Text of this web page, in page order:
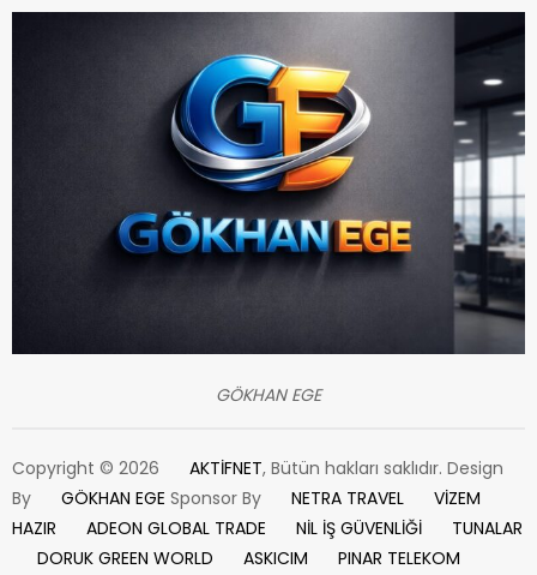
GÖKHAN EGE
Copyright © 2026 AKTİFNET, Bütün hakları saklıdır. Design
By
GÖKHAN EGE Sponsor By NETRA TRAVEL
VİZEM
HAZIR
ADEON GLOBAL TRADE NİL İŞ GÜVENLİĞİ
TUNALAR
DORUK GREEN WORLD
ASKICIM
PINAR TELEKOM